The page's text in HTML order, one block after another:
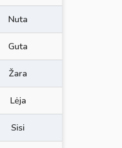
Nuta
Guta
Žara
Lėja
Sisi